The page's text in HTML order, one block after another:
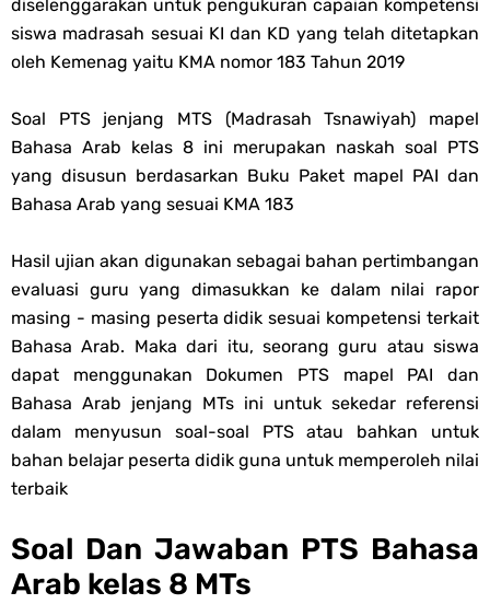
Friday, 7 August
diselenggarakan untuk pengukuran capaian kompetensi
siswa madrasah sesuai KI dan KD yang telah ditetapkan
oleh Kemenag yaitu KMA nomor 183 Tahun 2019
Soal PTS jenjang MTS (Madrasah Tsnawiyah) mapel
Bahasa Arab kelas 8 ini merupakan naskah soal PTS
yang disusun berdasarkan Buku Paket mapel PAI dan
Bahasa Arab yang sesuai KMA 183
Hasil ujian akan digunakan sebagai bahan pertimbangan
evaluasi guru yang dimasukkan ke dalam nilai rapor
masing - masing peserta didik sesuai kompetensi terkait
Bahasa Arab. Maka dari itu, seorang guru atau siswa
dapat menggunakan Dokumen PTS mapel PAI dan
Bahasa Arab jenjang MTs ini untuk sekedar referensi
dalam menyusun soal-soal PTS atau bahkan untuk
bahan belajar peserta didik guna untuk memperoleh nilai
terbaik
Soal Dan Jawaban PTS Bahasa
Arab kelas 8 MTs